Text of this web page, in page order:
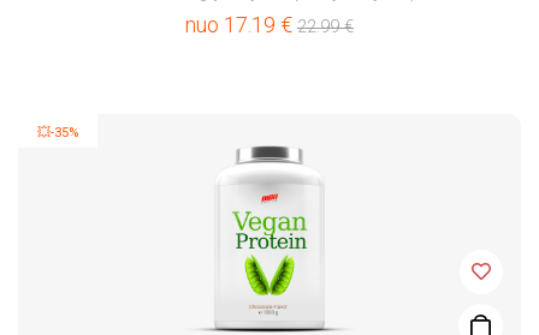
nuo 17.19 € 22.99€
💥-35%